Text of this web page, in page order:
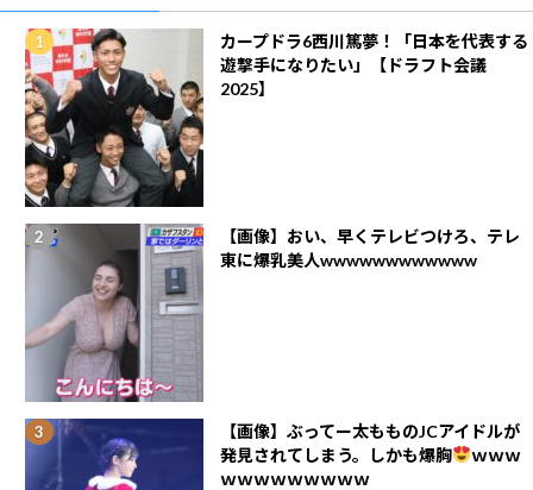
カープドラ6西川篤夢！「日本を代表する
遊撃手になりたい」【ドラフト会議
2025】
【画像】おい、早くテレビつけろ、テレ
東に爆乳美人wwwwwwwwwwww
【画像】ぶってー太もものJCアイドルが
発見されてしまう。しかも爆胸
ｗｗｗ
ｗｗｗｗｗｗｗｗｗ